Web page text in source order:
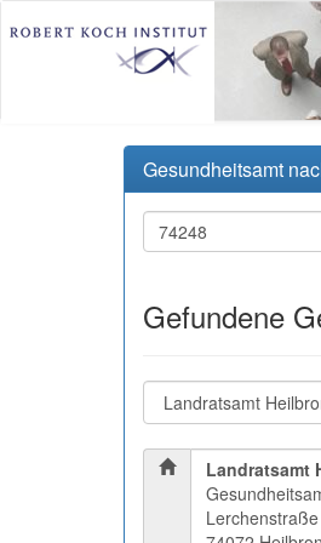
Gesundheitsamt
Gefundene
Landratsamt